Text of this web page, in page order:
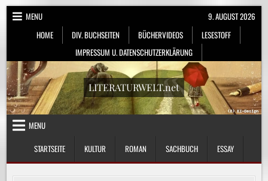
Skip
MENU
HOME
DIV. BUCHSEITEN BÜCHERVIDEOS
LESESTOFF
IMPRESSUM U. DATENSCHUTZERKLÄRUNG
9. AUGUST 2026
LITERATURWELT.net
MENU
STARTSEITE
KULTUR ROMAN SACHBUCH ESSAY